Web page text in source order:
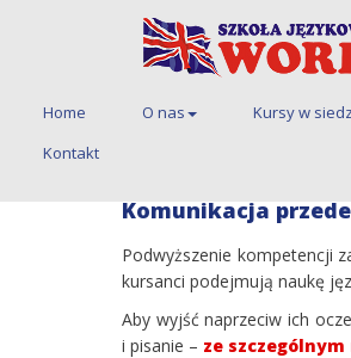
Home O nas Kursy w
Kontakt
Kursy w
Komunikacja
Podwyższenie kompetencji
kursanci podejmują naukę
Aby wyjść naprzeciw ich
i pisanie – ze